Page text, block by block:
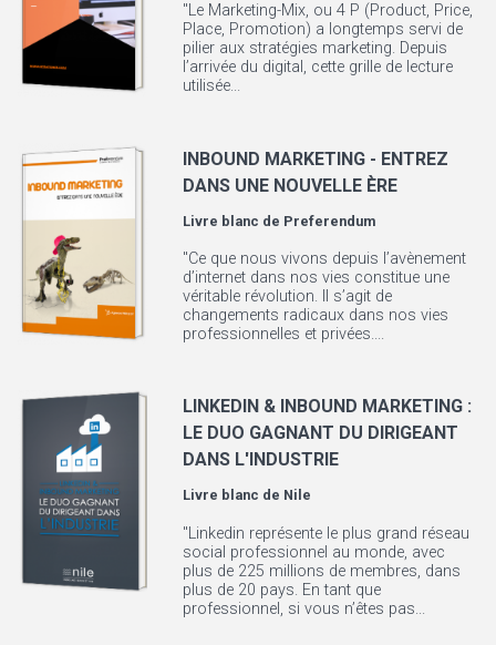
"Le Marketing-Mix, ou 4 P (Product, Price,
Place, Promotion) a longtemps servi de
pilier aux stratégies marketing. Depuis
l’arrivée du digital, cette grille de lecture
utilisée...
INBOUND MARKETING - ENTREZ
DANS UNE NOUVELLE ÈRE
Livre blanc de Preferendum
"Ce que nous vivons depuis l’avènement
d’internet dans nos vies constitue une
véritable révolution. Il s’agit de
changements radicaux dans nos vies
professionnelles et privées....
LINKEDIN & INBOUND MARKETING :
LE DUO GAGNANT DU DIRIGEANT
DANS L'INDUSTRIE
Livre blanc de Nile
"Linkedin représente le plus grand réseau
social professionnel au monde, avec
plus de 225 millions de membres, dans
plus de 20 pays. En tant que
professionnel, si vous n’êtes pas...